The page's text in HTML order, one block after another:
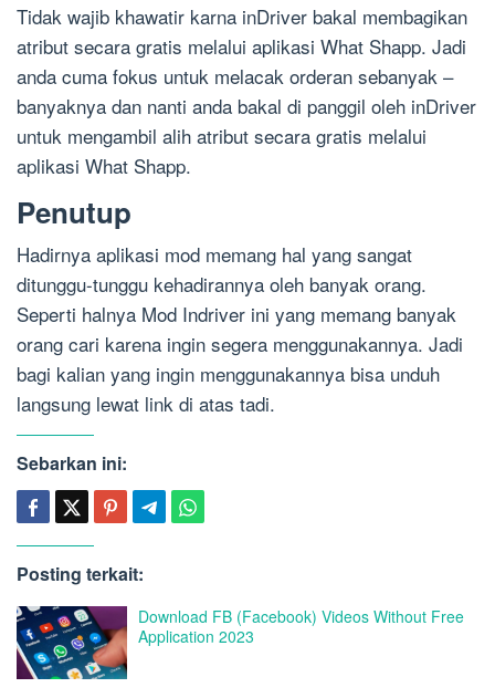
Tidak wajib khawatir karna inDriver bakal membagikan
atribut secara gratis melalui aplikasi What Shapp. Jadi
anda cuma fokus untuk melacak orderan sebanyak –
banyaknya dan nanti anda bakal di panggil oleh inDriver
untuk mengambil alih atribut secara gratis melalui
aplikasi What Shapp.
Penutup
Hadirnya aplikasi mod memang hal yang sangat
ditunggu-tunggu kehadirannya oleh banyak orang.
Seperti halnya Mod Indriver ini yang memang banyak
orang cari karena ingin segera menggunakannya. Jadi
bagi kalian yang ingin menggunakannya bisa unduh
langsung lewat link di atas tadi.
Sebarkan ini:
Posting terkait:
Download FB (Facebook) Videos Without Free
Application 2023